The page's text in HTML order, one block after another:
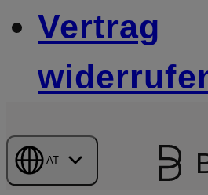
Vertrag
AT